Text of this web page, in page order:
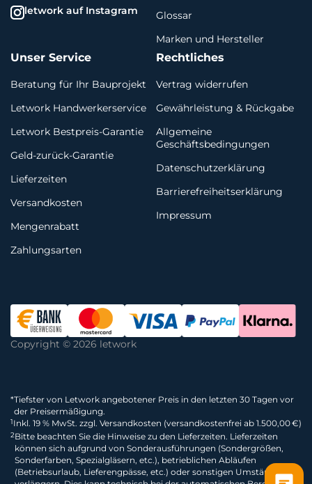
letwork auf Instagram
Glossar
Marken und Hersteller
Unser Service
Beratung für Ihr Bauprojekt
Letwork Handwerkerservice
Letwork Bestpreis-Garantie
Geld-zurück-Garantie
Lieferzeiten
Versandkosten
Mengenrabatt
Zahlungsarten
Rechtliches
Vertrag widerrufen
Gewährleistung & Rückgabe
Allgemeine
Geschäftsbedingungen
Datenschutzerklärung
Barrierefreiheitserklärung
Impressum
Copyright © 2026 letwork
*Tiefster von Letwork angebotener Preis in den letzten 30 Tagen vor
der Preisermäßigung.
1Inkl. 19 % MwSt. zzgl. Versandkosten (versandkostenfrei ab 1.500,00 €)
2Bitte beachten Sie die Hinweise zu den Lieferzeiten. Lieferzeiten
können sich aufgrund von Sonderausführungen (Sondergrößen,
Sonderfarben, Spezialgläsern, etc.), betrieblichen Abläufen
(Betriebsurlaub, Lieferengpässe, etc.) oder sonstigen Umständen